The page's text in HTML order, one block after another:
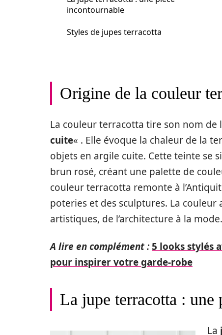
incontournable
Styles de jupes terracotta
Origine de la couleur
La couleur terracotta tire son nom de
cuite« . Elle évoque la chaleur de la
objets en argile cuite. Cette teinte se
brun rosé, créant une palette de
couleur terracotta remonte à
poteries et des sculptures. La
artistiques, de l’architecture à la mode.
A lire en complément : 5 looks stylés
pour inspirer votre garde-robe
La jupe terracotta : une
La